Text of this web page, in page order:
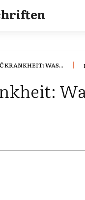
KRANKHEIT: WAS...